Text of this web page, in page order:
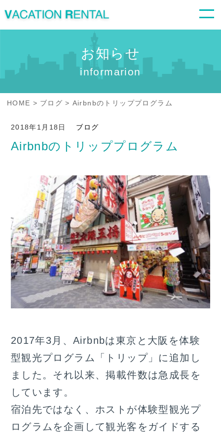
お知らせ
informarion
HOME ブログ Airbnbのトリッププログラム
2018年1月18日 ブログ
Airbnbのトリッププログラム
2017年3月、Airbnbは東京と大阪を体験
型観光プログラム「トリップ」に追加し
ました。それ以来、掲載件数は急成長を
しています。
宿泊先ではなく、ホストが体験型観光プ
ログラムを企画して観光客をガイドする